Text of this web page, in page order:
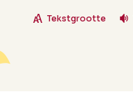
Tekstgrootte